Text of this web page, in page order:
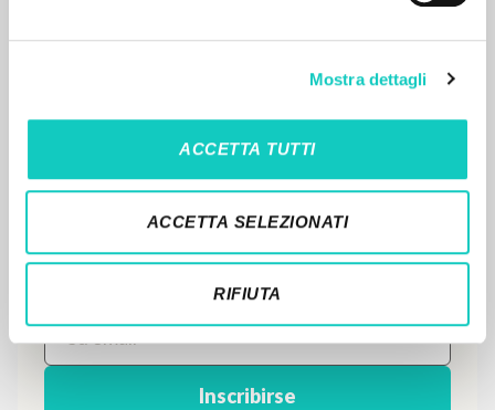
Mostra dettagli
ACCETTA TUTTI
ACCETTA SELEZIONATI
RIFIUTA
Italiano Inglés Español
NEWSLETTER
publicaciones, eventos y líneas editoriales.
Inscribirse